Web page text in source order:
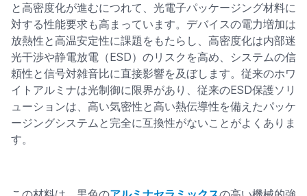
と高密度化が進むにつれて、光電子パッケージング材料に
対する性能要求も高まっています。デバイスの電力増加は
放熱性と高温安定性に課題をもたらし、高密度化は内部迷
光干渉や静電放電（ESD）のリスクを高め、システムの信
頼性と信号対雑音比に直接影響を及ぼします。従来のホワ
イトアルミナは光制御に限界があり、従来のESD保護ソリ
ューションは、高い気密性と高い熱伝導性を備えたパッケ
ージングシステムと完全に互換性がないことがよくありま
す。